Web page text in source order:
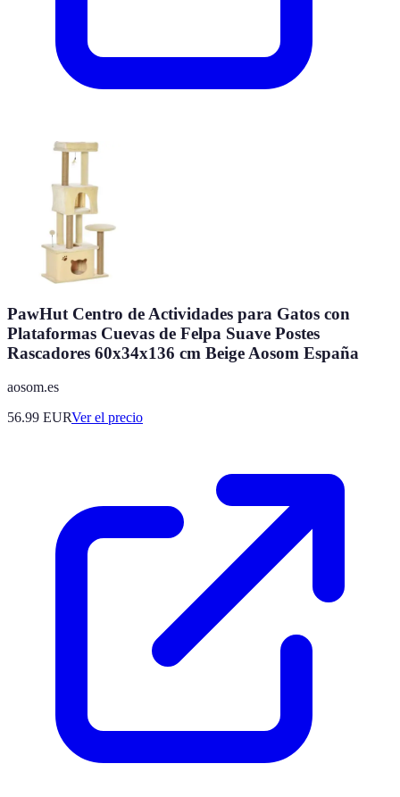
PawHut Centro de Actividades para Gatos con
Plataformas Cuevas de Felpa Suave Postes
Rascadores 60x34x136 cm Beige Aosom España
aosom.es
56.99 EURVer el precio